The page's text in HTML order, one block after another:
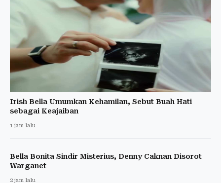
Irish Bella Umumkan Kehamilan, Sebut Buah Hati
sebagai Keajaiban
1 jam lalu
Bella Bonita Sindir Misterius, Denny Caknan Disorot
Warganet
2 jam lalu